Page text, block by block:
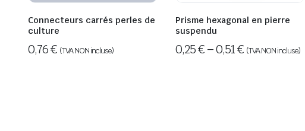
Connecteurs carrés perles de
culture
0,76€ (TVA NON incluse)
Prisme hexagonal en pierre
suspendu
0,25€ –0,51€ (TVA NON incluse)